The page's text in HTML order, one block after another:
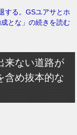
する。GSユアサとホ
とな」の続きを読む
来ない道路が
含め抜本的な